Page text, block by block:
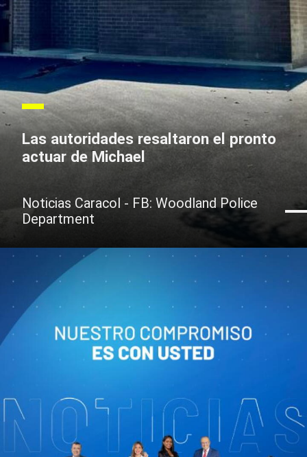
Las autoridades resaltaron el pronto
actuar de Michael
Noticias Caracol - FB: Woodland Police
Department